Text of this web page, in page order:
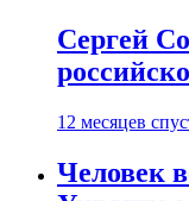
Сергей
12 месяцев
Человек